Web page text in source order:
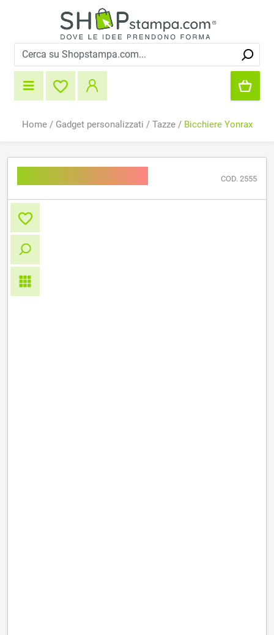
Home/ Gadget personalizzati / Tazze/ Bicchiere Yonrax
COD. 2555